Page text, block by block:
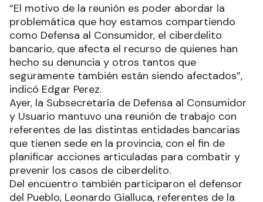
“El motivo de la reunión es poder abordar la
problemática que hoy estamos compartiendo
como Defensa al Consumidor, el ciberdelito
bancario, que afecta el recurso de quienes han
hecho su denuncia y otros tantos que
seguramente también están siendo afectados”,
indicó Edgar Perez.
Ayer, la Subsecretaría de Defensa al Consumidor
y Usuario mantuvo una reunión de trabajo con
referentes de las distintas entidades bancarias
que tienen sede en la provincia, con el fin de
planificar acciones articuladas para combatir y
prevenir los casos de ciberdelito.
Del encuentro también participaron el defensor
del Pueblo, Leonardo Gialluca, referentes de la